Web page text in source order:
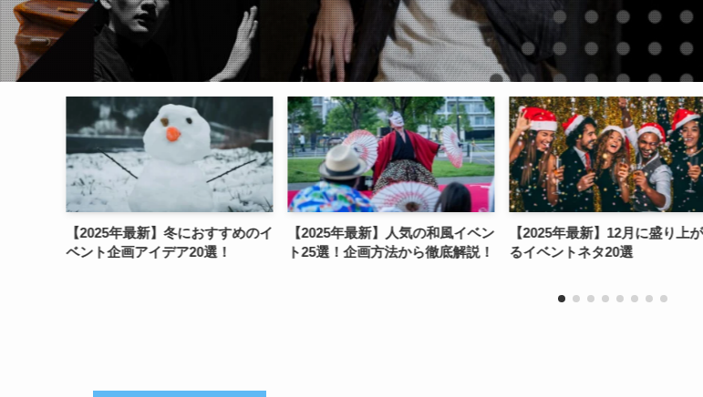
新】冬におすすめのイ
イデア20選！
【2025年最新】人気の和風イベン
ト25選！企画方法から徹底解説！
【2025年最新】12月に盛り上が
るイベントネタ20選
【2025年最新
るイベントネタ